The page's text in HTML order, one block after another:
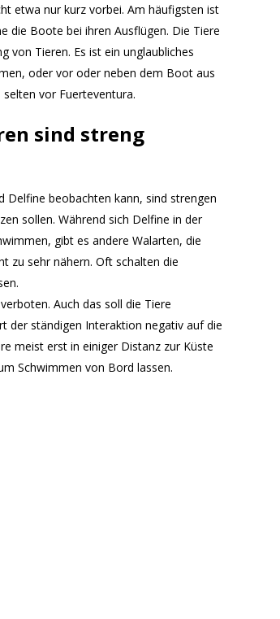
etwa nur kurz vorbei. Am häufigsten ist
die Boote bei ihren Ausflügen. Die Tiere
von Tieren. Es ist ein unglaubliches
oder vor oder neben dem Boot aus
vor Fuerteventura.
sind streng
Delfine beobachten kann, sind strengen
sollen. Während sich Delfine in der
gibt es andere Walarten, die
zu sehr nähern. Oft schalten die
Auch das soll die Tiere
der ständigen Interaktion negativ auf die
meist erst in einiger Distanz zur Küste
Schwimmen von Bord lassen.